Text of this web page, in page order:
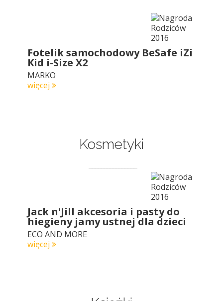
Fotelik samochodowy BeSafe iZi
Kid i-Size X2
MARKO
więcej
Kosmetyki
Jack n'Jill akcesoria i pasty do
hiegieny jamy ustnej dla dzieci
ECO AND MORE
więcej